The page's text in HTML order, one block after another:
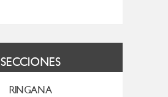
SECCIONES
RINGANA